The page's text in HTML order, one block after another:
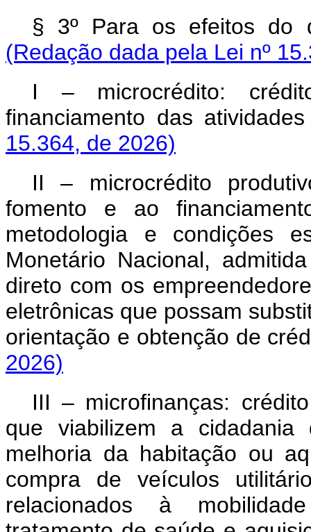
§ 3º Para os efeitos do
(Redação dada pela Lei nº
I – microcrédito:
financiamento das
15.364, de 2026)
II – microcrédito
fomento e ao
metodologia e condições
Monetário Nacional,
direto com os
eletrônicas que possam
orientação e obtenção de
2026)
III – microfinanças:
que viabilizem a cidadania
melhoria da habitação ou
compra de veículos
relacionados à